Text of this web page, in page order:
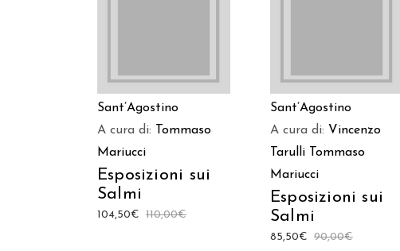
Sant’Agostino
A cura di:
Tommaso
Mariucci
Esposizioni sui
Salmi
110,00€
104,50€
Sant’Agostino
A cura di: Vincenzo
Tarulli
Tommaso
Mariucci
Esposizioni sui
Salmi
90,00€
85,50€